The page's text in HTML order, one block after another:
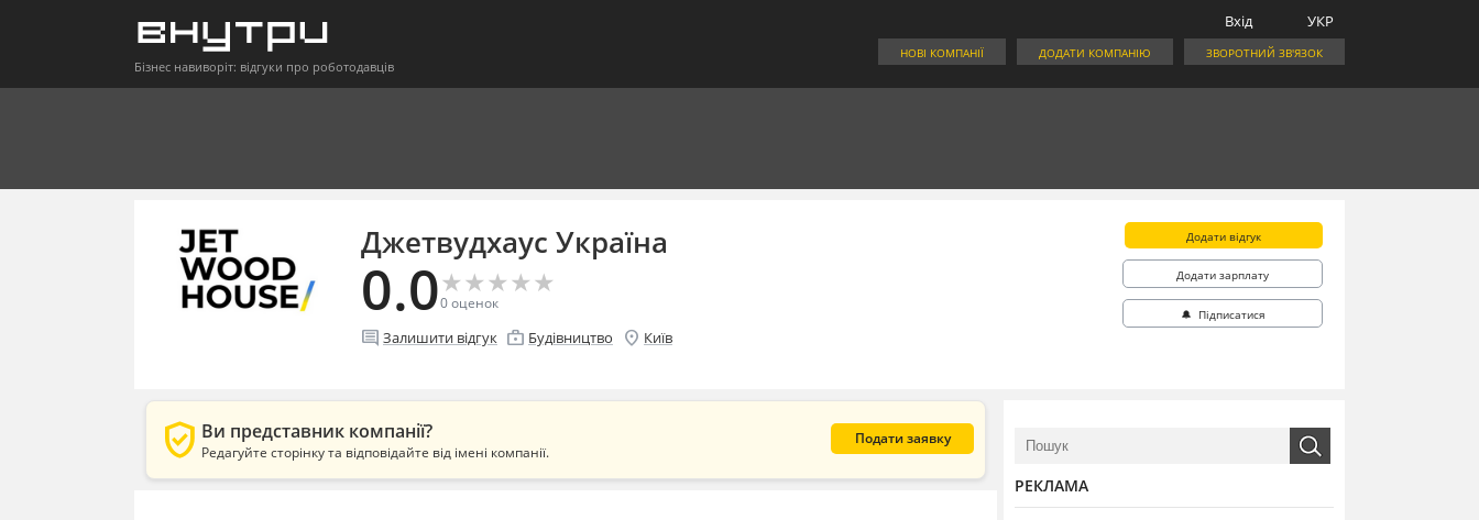
Бізнес навиворіт: відгуки про роботодавців
УКР
Вхід
ЗВОРОТНИЙ ЗВ'ЯЗОК
ДОДАТИ КОМПАНІЮ
НОВІ КОМПАНІЇ
Джетвудхаус Україна
0.0★
★★
★★
★★
★★
★
0оценок
comment Залишити відгук enterprise Будівництво location_on Київ
Додати відгук
Додати зарплату
🔔 Підписатися
verified_user Ви представник компанії?
Редагуйте сторінку та відповідайте від імені компанії.
Подати заявку
РЕКЛАМА